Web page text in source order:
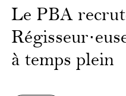
Le PBA
à temps plein